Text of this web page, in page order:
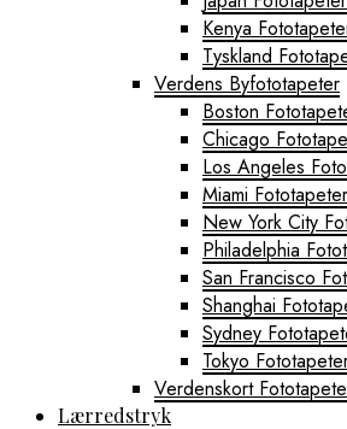
Kenya
Tyskland
Verdens Byfototapeter
Boston
Chicago
Los Angeles
Miami Fototapeter
New York City
Philadelphia
San Francisco
Shanghai
Sydney
Tokyo
Verdenskort
Lærredstryk